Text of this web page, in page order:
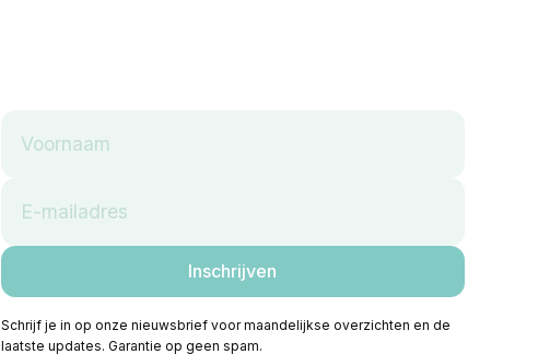
Schrijf je in op onze nieuwsbrief voor maandelijkse overzichten en de
laatste updates. Garantie op geen spam.